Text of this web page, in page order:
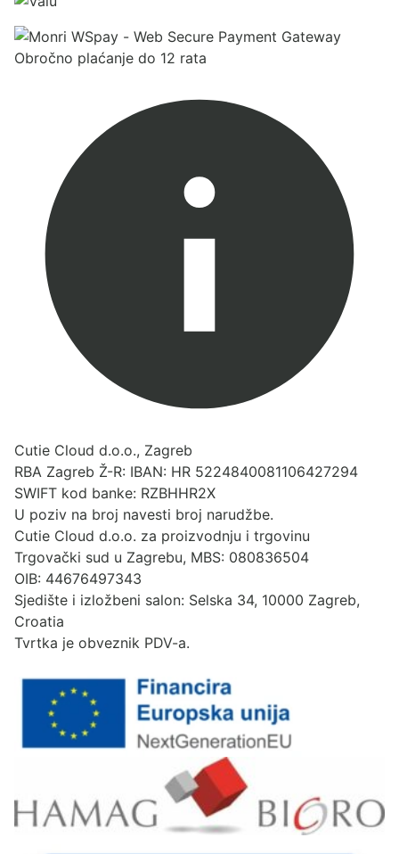
Obročno plaćanje do 12 rata
Cutie Cloud d.o.o., Zagreb
RBA Zagreb Ž-R: IBAN: HR 5224840081106427294
SWIFT kod banke: RZBHHR2X
U poziv na broj navesti broj narudžbe.
Cutie Cloud d.o.o. za proizvodnju i trgovinu
Trgovački sud u Zagrebu, MBS: 080836504
OIB: 44676497343
Sjedište i izložbeni salon: Selska 34, 10000 Zagreb,
Croatia
Tvrtka je obveznik PDV-a.